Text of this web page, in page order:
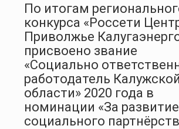
По итогам
конкурса «Россети
Приволжье
присвоено звание
«Социально
работодатель Калужской
области» 2020 года в
номинации «За развитие
социального